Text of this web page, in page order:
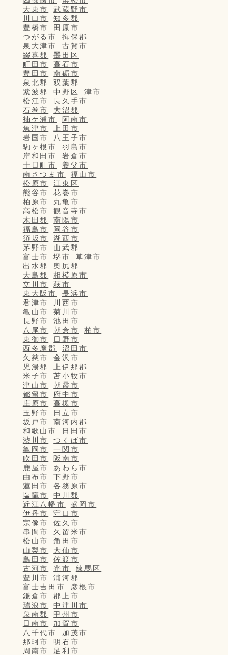
大東市
武蔵野市
川口市
知多郡
豊橋市
田原市
つがる市
揖保郡
泉大津市
古賀市
綴喜郡
墨田区
町田市
高石市
豊田市
南砺市
泉北郡
双葉郡
紫波郡
中野区
津市
松江市
長久手市
石巻市
大沼郡
袖ケ浦市
阿南市
魚津市
上田市
岩国市
八王子市
駒ヶ根市
羽島市
岸和田市
岩倉市
十日町市
養父市
南さつま市
福山市
松原市
江東区
熊谷市
花巻市
柏原市
丸亀市
高松市
観音寺市
木田郡
南陽市
福島市
岡谷市
須坂市
湖西市
茅野市
山武郡
富士市
堺市
草津市
出水郡
奥尻郡
大島郡
相模原市
立川市
萩市
東大阪市
長浜市
君津市
川西市
亀山市
菊川市
長野市
池田市
八尾市
朝倉市
柏市
東御市
日野市
西多摩郡
沼田市
久慈市
金沢市
児湯郡
上伊那郡
米子市
苫小牧市
津山市
朝霞市
都留市
府中市
庄原市
高槻市
玉野市
日立市
坂戸市
南河内郡
和歌山市
日田市
渋川市
つくば市
亀岡市
一関市
吹田市
阪南市
鹿屋市
あわら市
由布市
下野市
蓮田市
各務原市
塩竈市
中川郡
近江八幡市
盛岡市
伊丹市
守口市
宗像市
佐久市
串間市
久留米市
松山市
角田市
山梨市
大仙市
島田市
佐渡市
古河市
光市
練馬区
豊川市
浦河郡
富士吉田市
彦根市
鎌倉市
郡上市
瑞浪市
中津川市
泉南郡
甲州市
日南市
加賀市
八千代市
加茂市
那珂市
明石市
周南市
足利市